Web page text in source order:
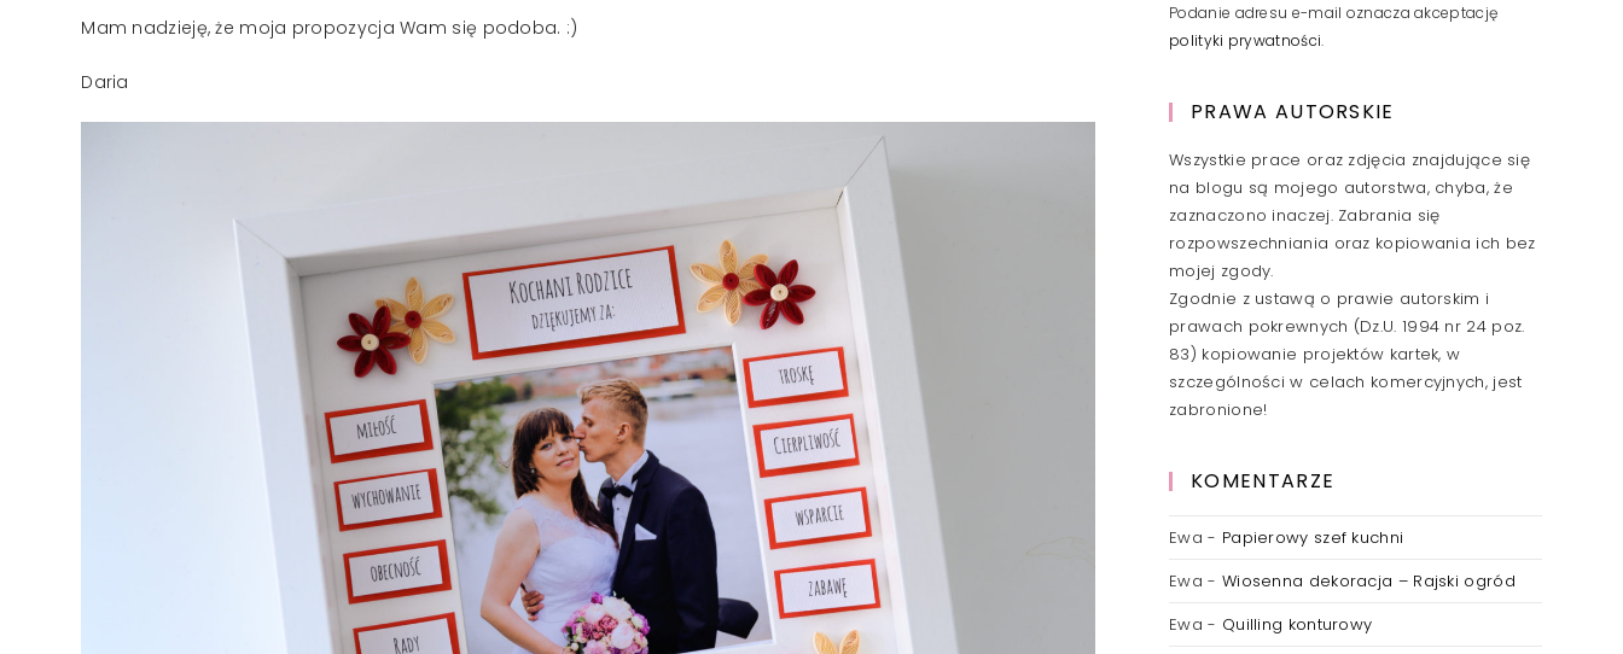
Mam nadzieję, że moja propozycja Wam się podoba. :)
Daria
Podanie adresu e-mail oznacza akceptację
polityki prywatności.
PRAWA AUTORSKIE
Wszystkie prace oraz zdjęcia znajdujące się
na blogu są mojego autorstwa, chyba, że
zaznaczono inaczej. Zabrania się
rozpowszechniania oraz kopiowania ich bez
mojej zgody.
Zgodnie z ustawą o prawie autorskim i
prawach pokrewnych (Dz.U. 1994 nr 24 poz.
83) kopiowanie projektów kartek, w
szczególności w celach komercyjnych, jest
zabronione!
KOMENTARZE
Ewa - Papierowy szef kuchni
Ewa - Wiosenna dekoracja – Rajski ogród
Ewa - Quilling konturowy